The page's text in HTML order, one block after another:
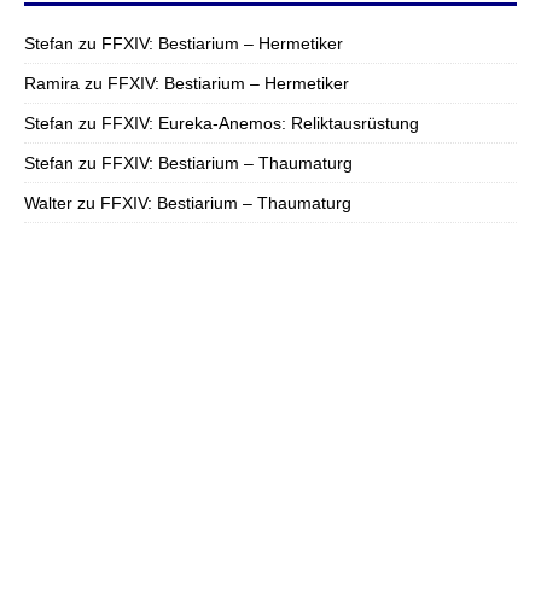
Stefan zu FFXIV: Bestiarium – Hermetiker
Ramira zu FFXIV: Bestiarium – Hermetiker
Stefan zu FFXIV: Eureka-Anemos: Reliktausrüstung
Stefan zu FFXIV: Bestiarium – Thaumaturg
Walter zu FFXIV: Bestiarium – Thaumaturg